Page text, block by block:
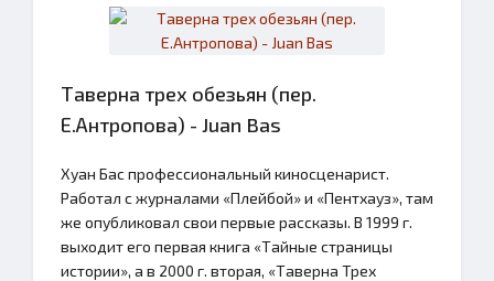
Таверна трех обезьян (пер.
Е.Антропова) - Juan Bas
Хуан Бас профессиональный киносценарист.
Работал с журналами «Плейбой» и «Пентхауз», там
же опубликовал свои первые рассказы. В 1999 г.
выходит его первая книга «Тайные страницы
истории», а в 2000 г. вторая, «Таверна Трех